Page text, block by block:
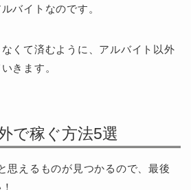
バイトなのです。
くて済むように、アルバイト以外
きます。
で稼ぐ方法5選
思えるものが見つかるので、最後